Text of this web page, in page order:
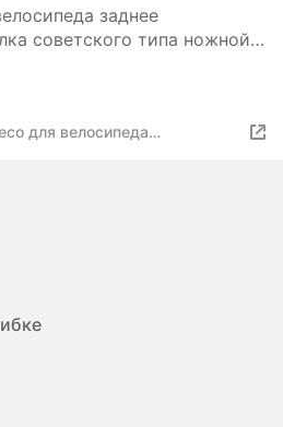
заднее
советского типа ножной
2мм.
для велосипеда